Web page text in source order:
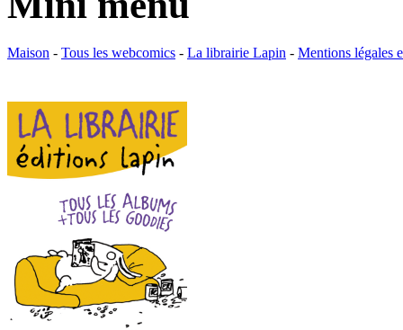
Maison - Tous les webcomics - La librairie Lapin - Mentions légales